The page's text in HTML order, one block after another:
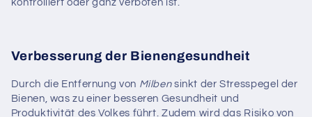
kontrolliert oder ganz verboten ist.
Verbesserung der Bienengesundheit
Durch die Entfernung von Milben sinkt der Stresspegel der
Bienen, was zu einer besseren Gesundheit und
Produktivität des Volkes führt. Zudem wird das Risiko von